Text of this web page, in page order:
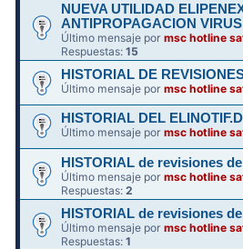
NUEVA UTILIDAD
ANTIPROPAGACION
Último mensaje pormsc hotline
Respuestas:15
HISTORIAL DE
Último mensaje pormsc hotline
HISTORIAL DEL
Último mensaje pormsc hotline
HISTORIAL de revisiones
Último mensaje pormsc hotline
Respuestas:2
HISTORIAL de revisiones
Último mensaje pormsc hotline
Respuestas:1